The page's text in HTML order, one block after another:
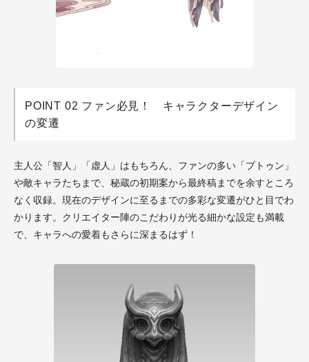
POINT 02 ファン必見！ キャラクターデザイン
の変遷
主人公「智人」「虚人」はもちろん、ファンの多い「プトゥン」
や敵キャラたちまで、秘蔵の初期案から最終稿までを余すところ
なく収録。現在のデザインに至るまでの多彩な変遷がひと目でわ
かります。クリエイター陣のこだわりが光る細かな設定も満載
で、キャラへの愛着もさらに深まるはず！